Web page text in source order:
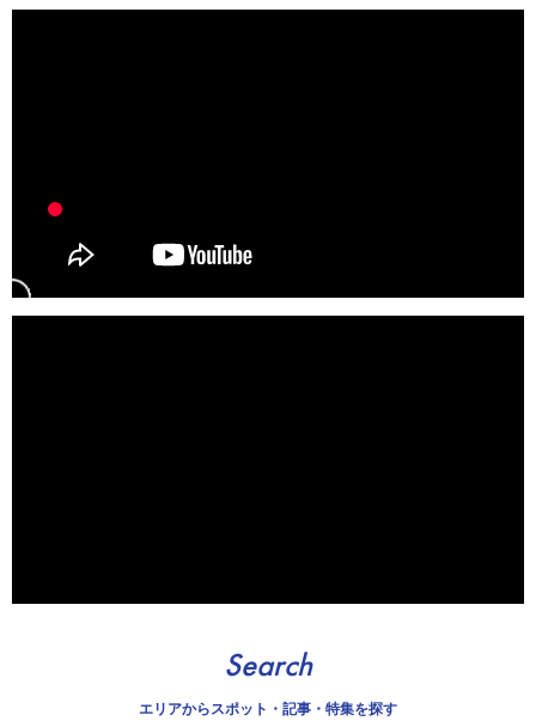
Search
エリアからスポット・記事・特集を探す